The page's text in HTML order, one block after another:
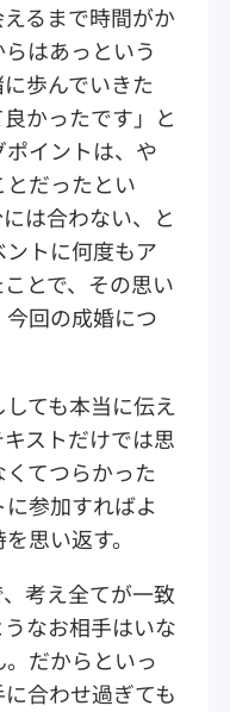
るまで時間がか
はあっという
歩んでいきた
かったです」と
イントは、や
だったとい
は合わない、と
トに何度もア
とで、その思い
回の成婚につ
しても本当に伝え
ストだけでは思
てつらかった
参加すればよ
思い返す。
、考え全てが一致
なお相手はいな
だからといっ
合わせ過ぎても